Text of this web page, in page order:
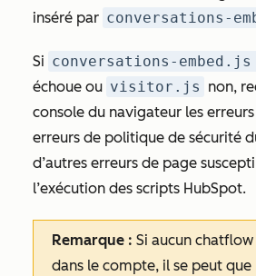
inséré par conversations-
Si conversations-embed.js
échoue ou visitor.js non,
console du navigateur les
erreurs de politique de sécurité
d’autres erreurs de page
l’exécution des scripts HubSpot.
Remarque : Si aucun chatflow
dans le compte, il se peut que